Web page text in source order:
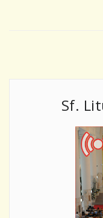
Sf.